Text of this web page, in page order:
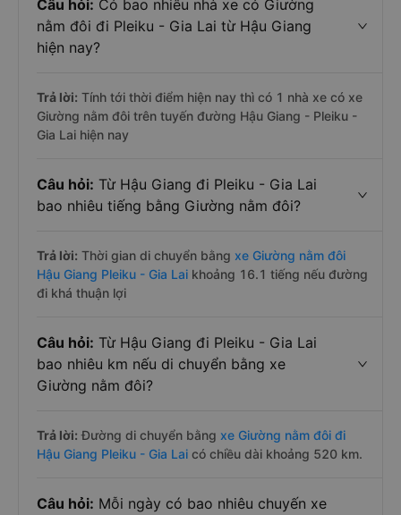
Câu hỏi: Có bao nhiêu nhà xe có Giường
nằm đôi đi Pleiku - Gia Lai từ Hậu Giang
hiện nay?
Trả lời: Tính tới thời điểm hiện nay thì có 1 nhà xe có xe
Giường nằm đôi trên tuyến đường Hậu Giang - Pleiku -
Gia Lai hiện nay
Câu hỏi: Từ Hậu Giang đi Pleiku - Gia Lai
bao nhiêu tiếng bằng Giường nằm đôi?
Trả lời: Thời gian di chuyển bằng xe Giường nằm đôi
Hậu Giang Pleiku - Gia Lai khoảng 16.1 tiếng nếu đường
đi khá thuận lợi
Câu hỏi: Từ Hậu Giang đi Pleiku - Gia Lai
bao nhiêu km nếu di chuyển bằng xe
Giường nằm đôi?
Trả lời: Đường di chuyển bằng xe Giường nằm đôi đi
Hậu Giang Pleiku - Gia Lai có chiều dài khoảng 520 km.
Câu hỏi: Mỗi ngày có bao nhiêu chuyến xe